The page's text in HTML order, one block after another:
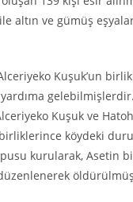
altın ve gümüş
Kuşuk’un
Kuşuk ve
köydeki
kurularak, Asetin